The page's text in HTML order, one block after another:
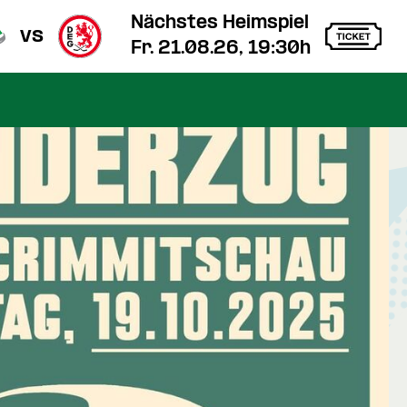
vs
Nächstes Heimspiel
Fr. 21.08.26, 19:30h